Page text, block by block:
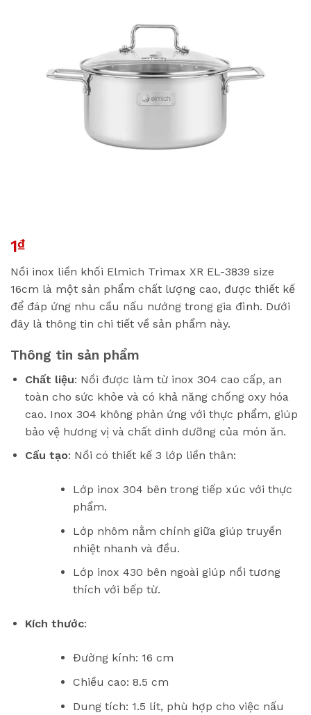
1₫
Nồi inox liền khối Elmich Trimax XR EL-3839 size
16cm là một sản phẩm chất lượng cao, được thiết kế
để đáp ứng nhu cầu nấu nướng trong gia đình. Dưới
đây là thông tin chi tiết về sản phẩm này.
Thông tin sản phẩm
Chất liệu: Nồi được làm từ inox 304 cao cấp, an
toàn cho sức khỏe và có khả năng chống oxy hóa
cao. Inox 304 không phản ứng với thực phẩm, giúp
bảo vệ hương vị và chất dinh dưỡng của món ăn.
Cấu tạo: Nồi có thiết kế 3 lớp liền thân:
Lớp inox 304 bên trong tiếp xúc với thực
phẩm.
Lớp nhôm nằm chính giữa giúp truyền
nhiệt nhanh và đều.
Lớp inox 430 bên ngoài giúp nồi tương
thích với bếp từ.
Kích thước:
Đường kính: 16 cm
Chiều cao: 8.5 cm
Dung tích: 1.5 lít, phù hợp cho việc nấu